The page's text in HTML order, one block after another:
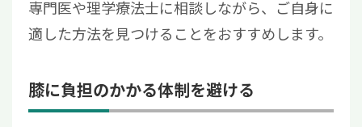
専門医や理学療法士に相談しながら、ご自身に
適した方法を見つけることをおすすめします。
膝に負担のかかる体制を避ける